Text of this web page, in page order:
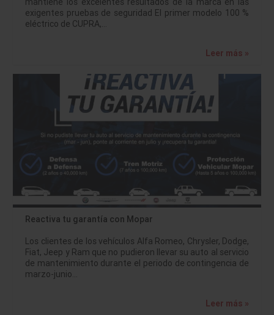
exigentes pruebas de seguridad El primer modelo 100 %
eléctrico de CUPRA,…
Leer más »
Reactiva tu garantía con Mopar
Los clientes de los vehículos Alfa Romeo, Chrysler, Dodge,
Fiat, Jeep y Ram que no pudieron llevar su auto al servicio
de mantenimiento durante el periodo de contingencia de
marzo-junio…
Leer más »